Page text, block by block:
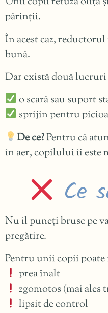
părinții.
În acest caz,
bună.
Dar există două
o scară sau suport
sprijin pentru
De ce?Pentru că
în aer, copilului îi este
Ce
Nu îl puneți brusc pe
pregătire.
Pentru unii copii poate
prea înalt
zgomotos (mai ales
lipsit de control